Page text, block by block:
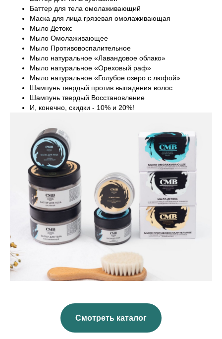
Баттер для тела омолаживающий
Маска для лица грязевая омолаживающая
Мыло Детокс
Мыло Омолаживающее
Мыло Противовоспалительное
Мыло натуральное «Лавандовое облако»
Мыло натуральное «Ореховый раф»
Мыло натуральное «Голубое озеро с люфой»
Шампунь твердый против выпадения волос
Шампунь твердый Восстановление
И, конечно, скидки - 10% и 20%!
Смотреть каталог